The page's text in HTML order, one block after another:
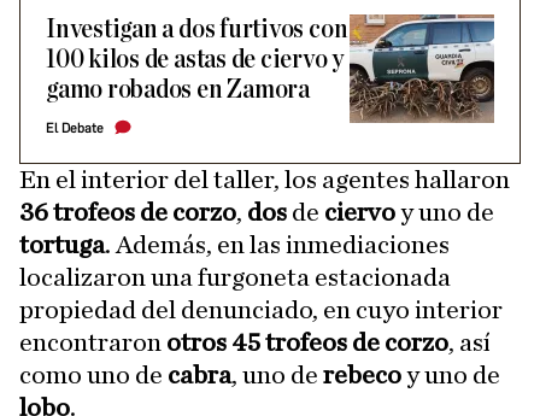
Investigan a dos furtivos con
100 kilos de astas de ciervo y
gamo robados en Zamora
El Debate
En el interior del taller, los agentes hallaron
36 trofeos de corzo, dos de ciervoy uno de
tortuga. Además, en las inmediaciones
localizaron una furgoneta estacionada
propiedad del denunciado, en cuyo interior
encontraron otros 45 trofeos de corzo, así
como uno de cabra, uno de rebecoy uno de
lobo.